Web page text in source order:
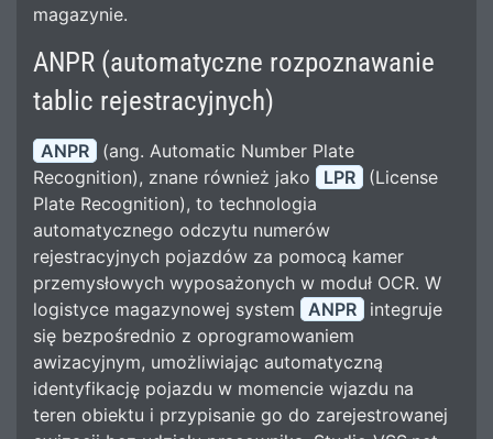
magazynie.
ANPR (automatyczne rozpoznawanie
tablic rejestracyjnych)
ANPR
(ang. Automatic Number Plate
Recognition), znane również jako
LPR
(License
Plate Recognition), to technologia
automatycznego odczytu numerów
rejestracyjnych pojazdów za pomocą kamer
przemysłowych wyposażonych w moduł OCR. W
logistyce magazynowej system
ANPR
integruje
się bezpośrednio z oprogramowaniem
awizacyjnym, umożliwiając automatyczną
identyfikację pojazdu w momencie wjazdu na
teren obiektu i przypisanie go do zarejestrowanej